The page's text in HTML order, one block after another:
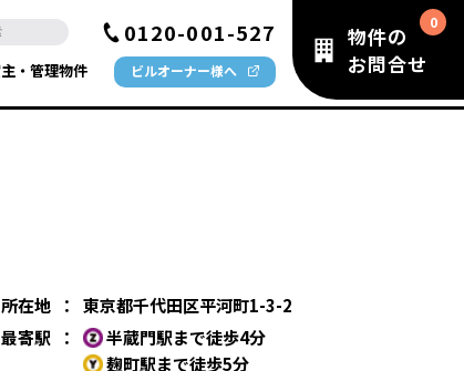
0120-001-527
・管理物件 ビルオーナー様へ
物件の
お問合せ
所在地 ：
東京都千代田区平河町1-3-2
最寄駅
：
半蔵門駅まで徒歩4分
麹町駅まで徒歩5分